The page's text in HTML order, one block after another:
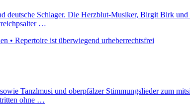
deutsche Schlager. Die Herzblut-Musiker, Birgit Birk
…
• Repertoire ist überwiegend urheberrechtsfrei
Tanzlmusi und oberpfälzer Stimmungslieder zum
ohne …